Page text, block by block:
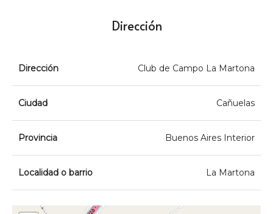
Dirección
Dirección Club de Campo La Martona
Ciudad Cañuelas
Provincia Buenos Aires Interior
Localidad o barrio La Martona